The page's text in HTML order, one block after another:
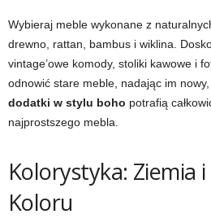
Wybieraj meble wykonane z
drewno, rattan, bambus i wiklina.
vintage’owe komody, stoliki kawowe i
odnowić stare meble, nadając im
dodatki w stylu boho potrafią
najprostszego mebla.
Kolorystyka: Ziemia
Koloru